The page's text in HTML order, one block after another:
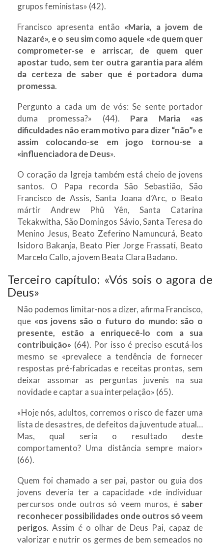
grupos feministas» (42).
Francisco apresenta então «Maria, a jovem de
Nazaré», e o seu sim como aquele «de quem quer
comprometer-se e arriscar, de quem quer
apostar tudo, sem ter outra garantia para além
da certeza de saber que é portadora duma
promessa.
Pergunto a cada um de vós: Se sente portador
duma promessa?» (44). Para Maria «as
dificuldades não eram motivo para dizer “não”» e
assim colocando-se em jogo tornou-se a
«influenciadora de Deus».
O coração da Igreja também está cheio de jovens
santos. O Papa recorda São Sebastião, São
Francisco de Assis, Santa Joana d’Arc, o Beato
mártir Andrew Phû Yên, Santa Catarina
Tekakwitha, São Domingos Sávio, Santa Teresa do
Menino Jesus, Beato Zeferino Namuncurá, Beato
Isidoro Bakanja, Beato Pier Jorge Frassati, Beato
Marcelo Callo, a jovem Beata Clara Badano.
Terceiro capítulo: «Vós sois o agora de
Deus»
Não podemos limitar-nos a dizer, afirma Francisco,
que «os jovens são o futuro do mundo: são o
presente, estão a enriquecê-lo com a sua
contribuição» (64). Por isso é preciso escutá-los
mesmo se «prevalece a tendência de fornecer
respostas pré-fabricadas e receitas prontas, sem
deixar assomar as perguntas juvenis na sua
novidade e captar a sua interpelação» (65).
«Hoje nós, adultos, corremos o risco de fazer uma
lista de desastres, de defeitos da juventude atual…
Mas, qual seria o resultado deste
comportamento? Uma distância sempre maior»
(66).
Quem foi chamado a ser pai, pastor ou guia dos
jovens deveria ter a capacidade «de individuar
percursos onde outros só veem muros, é saber
reconhecer possibilidades onde outros só veem
perigos. Assim é o olhar de Deus Pai, capaz de
valorizar e nutrir os germes de bem semeados no